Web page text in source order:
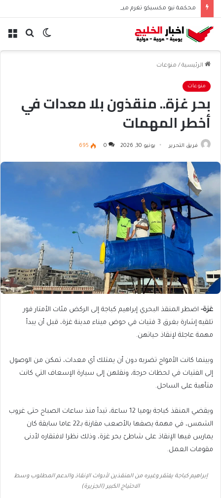
محكمة نيو مكسيكو تغرم ميتا نصف مليار دولار بسبب الأطفال
بحث الوضع
الرئيسية / منوعات
منوعات
بحر غزة.. منقذون بلا معدات في
أخطر المهمات
فريق التحرير يونيو 30, 2026 0
695
غزة- اضطر المنقذ البحري إبراهيم كباجة إلى الركض مئات الأمتار فور
تلقيه إشارة بغرق 3 فتيات في حوض ميناء مدينة غزة، قبل أن يبدأ
مهمة عاجلة لإنقاذ حياتهن.
وبينما كانت الأمواج تضربه دون أن يمتلك أي معدات، تمكن من الوصول
إلى الفتيات في لحظات حرجة، ونقلهن إلى سيارة الإسعاف التي كانت
متأهبة على الساحل.
ويقضي المنقذ كباجة يوميا 12 ساعة، تبدأ منذ ساعات الصباح حتى غروب
الشمس، في مهمة يصفها بالأصعب مقارنة بـ22 عاما سابقة كان
يمارس فيها الإنقاذ على شاطئ بحر غزة، وذلك نظرا لافتقاره لأدنى
مقومات العمل.
إبراهيم كباجة يفتقر وغيره من المنقذين لأدوات الإنقاذ والدعم المطلوب وسط
الاحتياج الكبير (الجزيرة)